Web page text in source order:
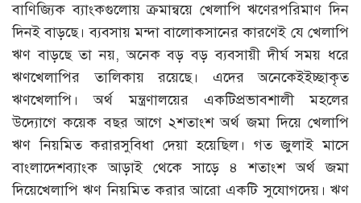
বাণিজ্যিক ব্যাংকগুলোয় ক্রমান্বয়ে খেলাপি ঋণেরপরিমাণ দিন
দিনই বাড়ছে। ব্যবসায় মন্দা বালোকসানের কারণেই যে খেলাপি
ঋণ বাড়ছে তা নয়, অনেক বড় বড় ব্যবসায়ী দীর্ঘ সময় ধরে
ঋণখেলাপির তালিকায় রয়েছে। এদের অনেকেইইচ্ছাকৃত
ঋণখেলাপি। অর্থ মন্ত্রণালয়ের একটিপ্রভাবশালী মহলের
উদ্যোগে কয়েক বছর আগে ২শতাংশ অর্থ জমা দিয়ে খেলাপি
ঋণ নিয়মিত করারসুবিধা দেয়া হয়েছিল। গত জুলাই মাসে
বাংলাদেশব্যাংক আড়াই থেকে সাড়ে ৪ শতাংশ অর্থ জমা
দিয়েখেলাপি ঋণ নিয়মিত করার আরো একটি সুযোগদেয়। ঋণ